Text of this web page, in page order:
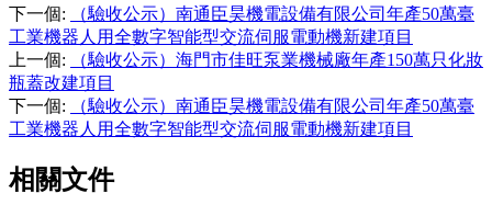
下一個:
（驗收公示）南通臣昊機電設備有限公司年產50萬臺
工業機器人用全數字智能型交流伺服電動機新建項目
上一個:
（驗收公示）海門市佳旺泵業機械廠年產150萬只化妝
瓶蓋改建項目
下一個:
（驗收公示）南通臣昊機電設備有限公司年產50萬臺
工業機器人用全數字智能型交流伺服電動機新建項目
相關文件